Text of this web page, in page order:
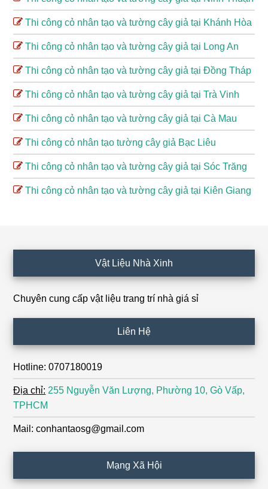
Thi công cỏ nhân tạo và tường cây giả tại Khánh Hòa
Thi công cỏ nhân tạo và tường cây giả tại Long An
Thi công cỏ nhân tạo và tường cây giả tại Đồng Tháp
Thi công cỏ nhân tạo và tường cây giả tại Trà Vinh
Thi công cỏ nhân tạo và tường cây giả tại Cà Mau
Thi công cỏ nhân tạo tường cây giả Bạc Liêu
Thi công cỏ nhân tạo và tường cây giả tại Sóc Trăng
Thi công cỏ nhân tạo và tường cây giả tại Kiên Giang
Vật Liệu Nhà Xinh
Chuyên cung cấp vật liệu trang trí nhà giá sỉ
Liên Hệ
Hotline: 0707180019
Địa chỉ: 255 Nguyễn Văn Lượng, Phường 10, Gò Vấp,
TPHCM
Mail: conhantaosg@gmail.com
Mạng Xã Hội